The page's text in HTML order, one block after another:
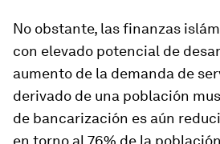
No obstante, las finanzas
con elevado potencial de
aumento de la demanda de
derivado de una población
de bancarización es aún
en torno al 76% de la